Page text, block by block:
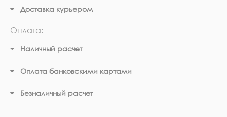
Доставка курьером
Оплата:
Наличный расчет
Оплата банковскими картами
Безналичный расчет